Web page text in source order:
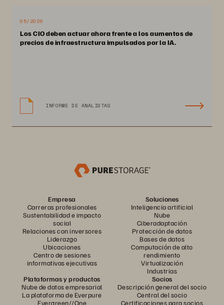
05/2026
Los CIO deben actuar ahora frente a los aumentos de
precios de infraestructura impulsados por la IA.
INFORME DE ANALISTAS
Empresa
Carreras profesionales
Sustentabilidad e impacto
social
Relaciones con inversores
Liderazgo
Ubicaciones
Centro de sesiones
informativas ejecutivas
Soluciones
Inteligencia artificial
Nube
Ciberadaptación
Protección de datos
Bases de datos
Computación de alto
rendimiento
Virtualización
Industrias
Plataformas y productos
Nube de datos empresarial
La plataforma de Everpure
Evergreen//One
Socios
Descripción general del socio
Central del socio
Certificaciones para socios